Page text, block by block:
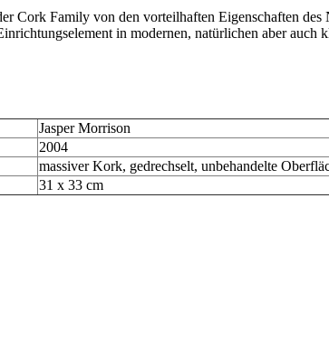
Cork Family von den vorteilhaften Eigenschaften
in modernen, natürlichen aber auch
Jasper Morrison
2004
massiver Kork, gedrechselt, unbehandelte
31 x 33 cm